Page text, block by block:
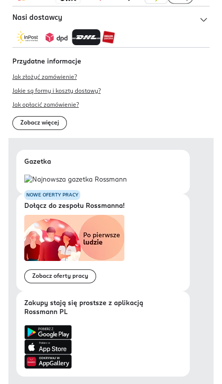
Nasi dostawcy
Przydatne informacje
Jak złożyć zamówienie?
Jakie są formy i koszty dostawy?
Jak opłacić zamówienie?
Zobacz więcej
Gazetka
NOWE OFERTY PRACY
Dołącz do zespołu Rossmanna!
Zobacz oferty pracy
Zakupy stają się prostsze z aplikacją
Rossmann PL